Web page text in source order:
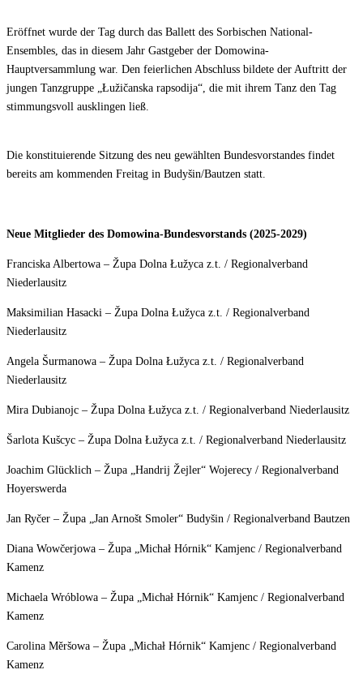
Eröffnet wurde der Tag durch das Ballett des Sorbischen National-
Ensembles, das in diesem Jahr Gastgeber der Domowina-
Hauptversammlung war. Den feierlichen Abschluss bildete der Auftritt der
jungen Tanzgruppe „Łužičanska rapsodija“, die mit ihrem Tanz den Tag
stimmungsvoll ausklingen ließ.
Die konstituierende Sitzung des neu gewählten Bundesvorstandes findet
bereits am kommenden Freitag in Budyšin/Bautzen statt.
Neue Mitglieder des Domowina-Bundesvorstands (2025-2029)
Franciska Albertowa – Župa Dolna Łužyca z.t. / Regionalverband
Niederlausitz
Maksimilian Hasacki – Župa Dolna Łužyca z.t. / Regionalverband
Niederlausitz
Angela Šurmanowa – Župa Dolna Łužyca z.t. / Regionalverband
Niederlausitz
Mira Dubianojc – Župa Dolna Łužyca z.t. / Regionalverband Niederlausitz
Šarlota Kušcyc – Župa Dolna Łužyca z.t. / Regionalverband Niederlausitz
Joachim Glücklich – Župa „Handrij Žejler“ Wojerecy / Regionalverband
Hoyerswerda
Jan Ryčer – Župa „Jan Arnošt Smoler“ Budyšin / Regionalverband Bautzen
Diana Wowčerjowa – Župa „Michał Hórnik“ Kamjenc / Regionalverband
Kamenz
Michaela Wróblowa – Župa „Michał Hórnik“ Kamjenc / Regionalverband
Kamenz
Carolina Měršowa – Župa „Michał Hórnik“ Kamjenc / Regionalverband
Kamenz